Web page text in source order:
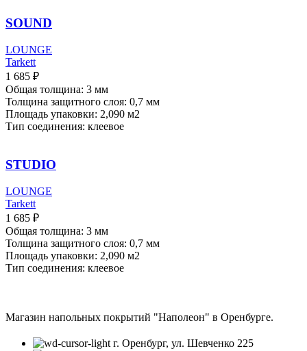
SOUND
LOUNGE
Tarkett
1 685 ₽
Общая толщина: 3 мм
Толщина защитного слоя: 0,7 мм
Площадь упаковки: 2,090 м2
Тип соединения: клеевое
STUDIO
LOUNGE
Tarkett
1 685 ₽
Общая толщина: 3 мм
Толщина защитного слоя: 0,7 мм
Площадь упаковки: 2,090 м2
Тип соединения: клеевое
Магазин напольных покрытий "Наполеон" в Оренбурге.
г. Оренбург, ул. Шевченко 225